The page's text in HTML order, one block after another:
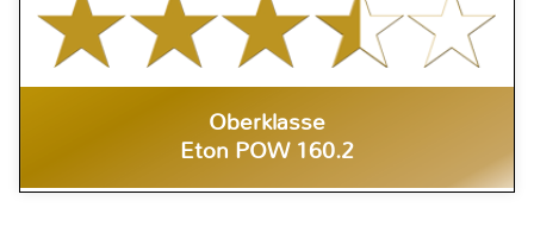
Oberklasse
Eton POW 160.2